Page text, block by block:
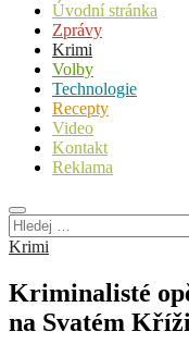
Úvodní stránka
Zprávy
Krimi
Volby
Technologie
Recepty
Video
Kontakt
Reklama
Hledej
…
Krimi
Kriminalisté
na Svatém Kříži